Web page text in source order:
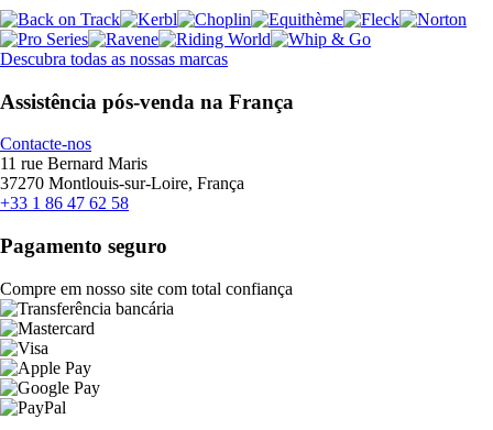
Descubra todas as nossas marcas
Assistência pós-venda na França
Contacte-nos
11 rue Bernard Maris
37270 Montlouis-sur-Loire, França
+33 1 86 47 62 58
Pagamento seguro
Compre em nosso site com total confiança